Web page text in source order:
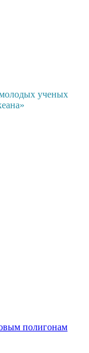
ученых
полигонам